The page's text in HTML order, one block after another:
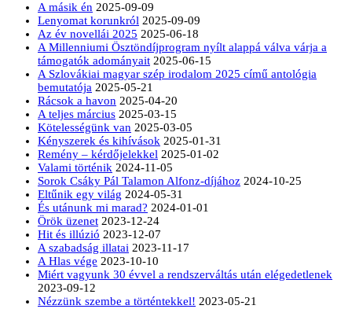
A másik én 2025-09-09
Lenyomat korunkról 2025-09-09
Az év novellái 2025 2025-06-18
A Millenniumi Ösztöndíjprogram nyílt alappá válva várja a
támogatók adományait 2025-06-15
A Szlovákiai magyar szép irodalom 2025 című antológia
bemutatója 2025-05-21
Rácsok a havon 2025-04-20
A teljes március 2025-03-15
Kötelességünk van 2025-03-05
Kényszerek és kihívások 2025-01-31
Remény – kérdőjelekkel 2025-01-02
Valami történik 2024-11-05
Sorok Csáky Pál Talamon Alfonz-díjához 2024-10-25
Eltűnik egy világ 2024-05-31
És utánunk mi marad? 2024-01-01
Örök üzenet 2023-12-24
Hit és illúzió 2023-12-07
A szabadság illatai 2023-11-17
A Hlas vége 2023-10-10
Miért vagyunk 30 évvel a rendszerváltás után elégedetlenek
2023-09-12
Nézzünk szembe a történtekkel! 2023-05-21